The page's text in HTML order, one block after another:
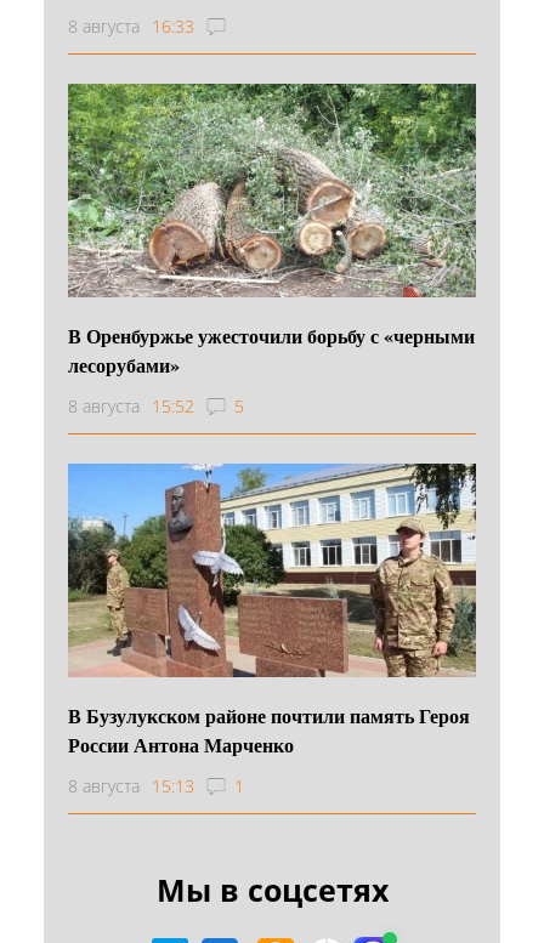
8 августа 16:33
В Оренбуржье ужесточили борьбу с «черными
лесорубами»
8 августа 15:52 5
В Бузулукском районе почтили память Героя
России Антона Марченко
8 августа 15:13 1
Мы в соцсетях